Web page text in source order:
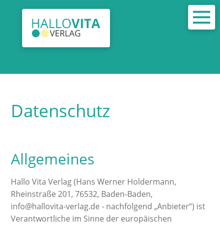
Datenschutz
Allgemeines
Hallo Vita Verlag (Hans Werner Holdermann,
Rheinstraße 201, 76532, Baden-Baden,
info@hallovita-verlag.de - nachfolgend „Anbieter“) ist
Verantwortliche im Sinne der europäischen